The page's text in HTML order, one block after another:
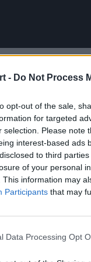
- Do Not Process
opt-out of the sale,
for targeted
selection. Please note
interest-based ads
to third
of your personal
This information may
Participants that may
Data Processing Opt
Niemniej
lada
nie są
Fnatic został
że zabawi
w Kamila
Przerzut